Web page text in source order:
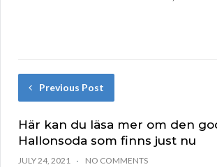
Previous Post
Här kan du läsa mer om den
Hallonsoda som finns just nu
JULY 24, 2021 NO COMMENTS